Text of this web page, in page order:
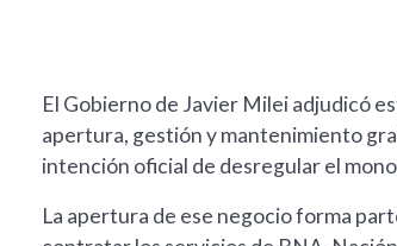
El Gobierno de Javier Milei adjudicó
apertura, gestión y mantenimiento
intención oficial de desregular el
La apertura de ese negocio forma